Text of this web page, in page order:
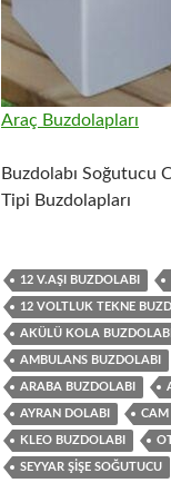
Araç Buzdolapları
Buzdolabı Soğutucu
Tipi Buzdolapları
12 V.AŞI BUZDOLABI
12 VOLTLUK TEKNE
AKÜLÜ KOLA BUZDOLABI
AMBULANS BUZDOLABI
ARABA BUZDOLABI
AYRAN DOLABI CAM
KLEO BUZDOLABI
SEYYAR ŞIŞE SOĞUTUCU